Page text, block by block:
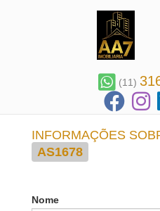
(11)
INFORMAÇÕES
AS1678
Nome